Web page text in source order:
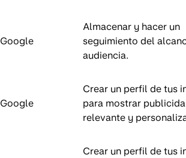
Google
Almacenar y hacer un
seguimiento del
audiencia.
Google
Crear un perfil de tus
para mostrar
relevante y
Crear un perfil de tus